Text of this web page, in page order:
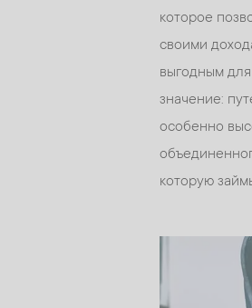
которое
своими
выгодным
значение:
особенно
которую